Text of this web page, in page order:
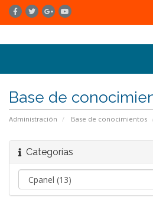
Base de
Administración Base de conocimientos
Categorías